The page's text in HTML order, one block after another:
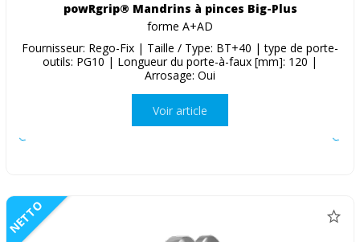
powRgrip® Mandrins à pinces Big-Plus
forme A+AD
Fournisseur: Rego-Fix | Taille / Type: BT+40 | type de porte-
outils: PG10 | Longueur du porte-à-faux [mm]: 120 |
Arrosage: Oui
Voir article
NETTO